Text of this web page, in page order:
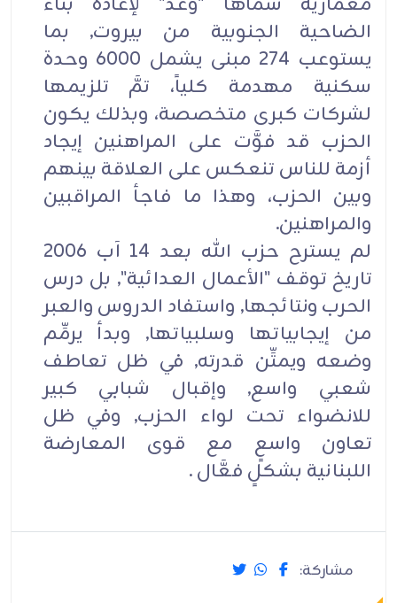
الضاحية الجنوبية من بيروت, بما
يستوعب 274 مبنى يشمل 6000 وحدة
سكنية مهدمة كلياً، تمَّ تلزيمها
لشركات كبرى متخصصة، وبذلك يكون
الحزب قد فوَّت على المراهنين إيجاد
أزمة للناس تنعكس على العلاقة بينهم
وبين الحزب، وهذا ما فاجأ المراقبين
والمراهنين.
لم يسترح حزب الله بعد 14 آب 2006
تاريخ توقف "الأعمال العدائية", بل درس
الحرب ونتائجها, واستفاد الدروس والعبر
من إيجابياتها وسلبياتها, وبدأ يرمِّم
وضعه ويمتِّن قدرته, في ظل تعاطف
شعبي واسع, وإقبال شبابي كبير
للانضواء تحت لواء الحزب, وفي ظل
تعاون واسعٍ مع قوى المعارضة
اللبنانية بشكلٍ فعَّال .
مشاركة: